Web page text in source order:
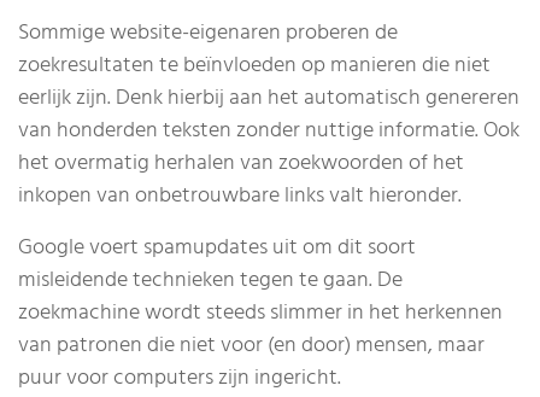
Sommige website-eigenaren proberen de
zoekresultaten te beïnvloeden op manieren die niet
eerlijk zijn. Denk hierbij aan het automatisch genereren
van honderden teksten zonder nuttige informatie. Ook
het overmatig herhalen van zoekwoorden of het
inkopen van onbetrouwbare links valt hieronder.
Google voert spamupdates uit om dit soort
misleidende technieken tegen te gaan. De
zoekmachine wordt steeds slimmer in het herkennen
van patronen die niet voor (en door) mensen, maar
puur voor computers zijn ingericht.